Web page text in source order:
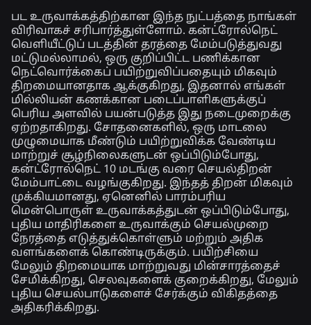
பட உருவாக்கத்திற்கான இந்த நுட்பத்தை நாங்கள்
விரிவாகச் சரிபார்த்துள்ளோம். கன்ட்ரோல்நெட்
வெளியீட்டுப் படத்தின் தரத்தை மேம்படுத்துவது
மட்டுமல்லாமல், ஒரு குறிப்பிட்ட பணிக்கான
நெட்வொர்க்கைப் பயிற்றுவிப்பதையும் மிகவும்
திறமையானதாக ஆக்குகிறது, இதனால் எங்கள்
மில்லியன் கணக்கான படைப்பாளிகளுக்குப்
பெரிய அளவில் பயன்படுத்த இது நடைமுறைக்கு
ஏற்றதாகிறது. சோதனைகளில், ஒரு மாடலை
முழுமையாக மீண்டும் பயிற்றுவிக்க வேண்டிய
மாற்றுச் சூழ்நிலைகளுடன் ஒப்பிடும்போது,
கன்ட்ரோல்நெட் 10 மடங்கு வரை செயல்திறன்
மேம்பாட்டை வழங்குகிறது. இந்தத் திறன் மிகவும்
முக்கியமானது, ஏனெனில் பாரம்பரிய
மென்பொருள் உருவாக்கத்துடன் ஒப்பிடும்போது,
புதிய மாதிரிகளை உருவாக்கும் செயல்முறை
நேரத்தை எடுத்துக்கொள்ளும் மற்றும் அதிக
வளங்களைக் கொண்டிருக்கும். பயிற்சியை
மேலும் திறமையாக மாற்றுவது மின்சாரத்தைச்
சேமிக்கிறது, செலவுகளைக் குறைக்கிறது, மேலும்
புதிய செயல்பாடுகளைச் சேர்க்கும் விகிதத்தை
அதிகரிக்கிறது.